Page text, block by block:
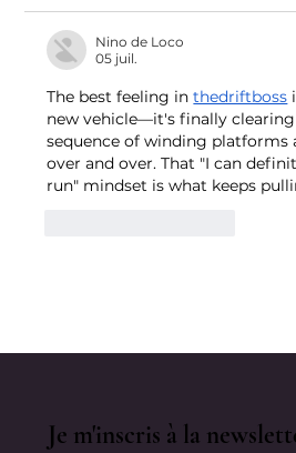
Nino de Loco
05 juil.
The best feeling in thedriftboss
new vehicle—it's finally
sequence of winding platforms
over and over. That "I can
run" mindset is what keeps
Je m'inscris à la